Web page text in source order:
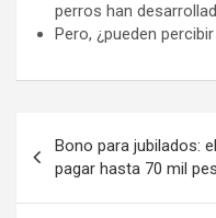
perros han
Pero, ¿pueden
de
entradas
Bono para jubilados:
pagar hasta 70 mil